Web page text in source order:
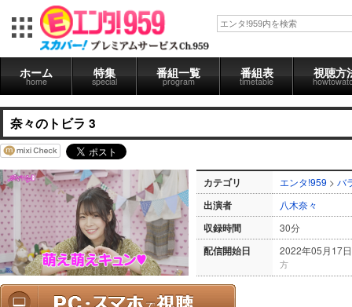
ホーム
home
特集
special
番組一覧
program
番組表
timetable
視聴方
奈々のトビラ 3
カテゴリ エンタ!959 > バ
出演者 八木奈々
収録時間 30分
配信開始日 2022年05月17日
方